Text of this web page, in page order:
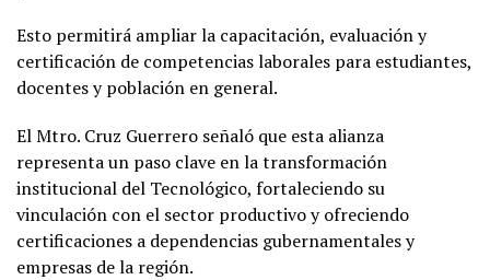
Esto permitirá ampliar la capacitación, evaluación y
certificación de competencias laborales para estudiantes,
docentes y población en general.
El Mtro. Cruz Guerrero señaló que esta alianza
representa un paso clave en la transformación
institucional del Tecnológico, fortaleciendo su
vinculación con el sector productivo y ofreciendo
certificaciones a dependencias gubernamentales y
empresas de la región.